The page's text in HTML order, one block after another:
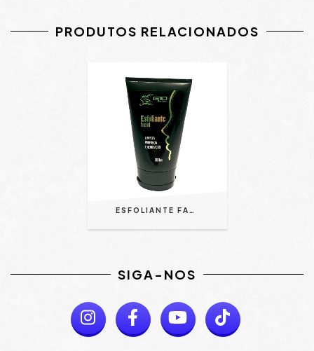
PRODUTOS RELACIONADOS
ESFOLIANTE FACIAL 100ML - G10 PREMIUM
SIGA-NOS